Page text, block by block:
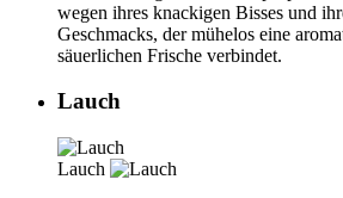
wegen ihres knackigen Bisses und
Geschmacks, der mühelos eine
säuerlichen Frische verbindet.
Lauch
Lauch